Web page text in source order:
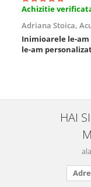
Achizitie
Adriana Stoica,
Inimioarele le-
le-am
HAI